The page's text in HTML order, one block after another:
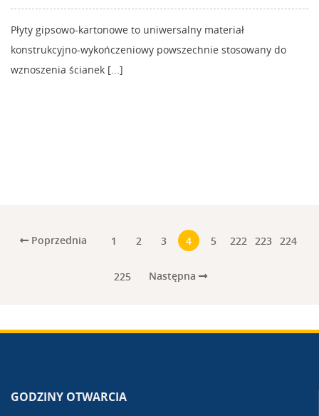
Płyty gipsowo-kartonowe to uniwersalny materiał
konstrukcyjno-wykończeniowy powszechnie stosowany do
wznoszenia ścianek [...]
Poprzednia 1 2 3 4 5 222 223 224
225 Następna
GODZINY OTWARCIA